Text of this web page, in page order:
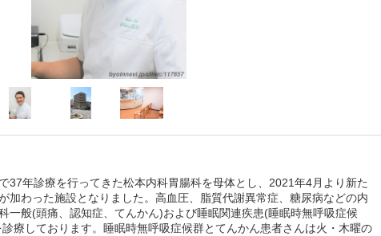
37年診療を行ってきた松本内科胃腸科を母体とし、2021年4月より新た
加わった施設となりました。高血圧、脂質代謝異常症、糖尿病などの内
一般(頭痛、認知症、てんかん)および睡眠関連疾患(睡眠時無呼吸症候
療しております。睡眠時無呼吸症候群とてんかん患者さんは火・木曜の